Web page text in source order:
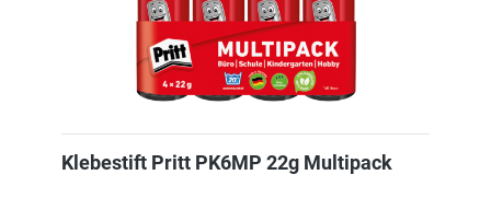
Klebestift Pritt PK6MP 22g Multipack